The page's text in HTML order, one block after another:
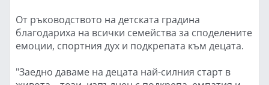
От ръководството на детската градина
благодариха на всички семейства за споделените
емоции, спортния дух и подкрепата към децата.
"Заедно даваме на децата най-силния старт в